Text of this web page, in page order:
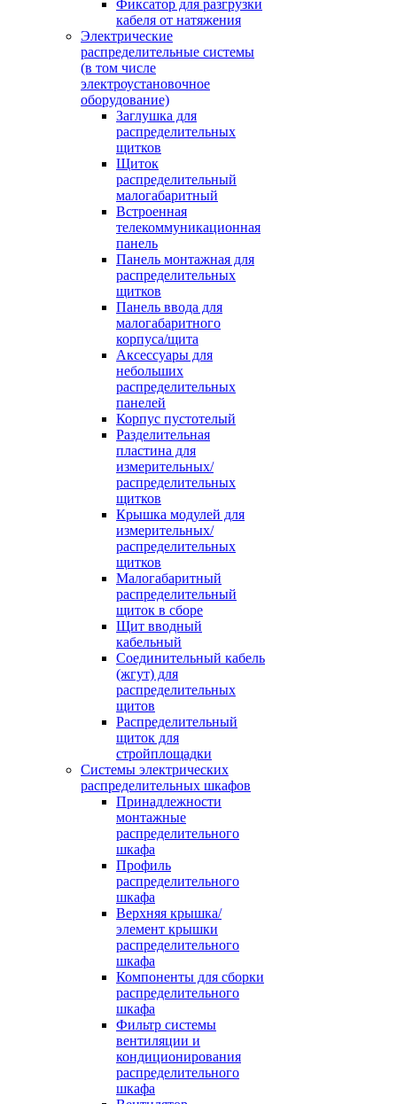
Фиксатор для разгрузки
кабеля от натяжения
Электрические
распределительные системы
(в том числе
электроустановочное
оборудование)
Заглушка для
распределительных
щитков
Щиток
распределительный
малогабаритный
Встроенная
телекоммуникационная
панель
Панель монтажная для
распределительных
щитков
Панель ввода для
малогабаритного
корпуса/щита
Аксессуары для
небольших
распределительных
панелей
Корпус пустотелый
Разделительная
пластина для
измерительных/
распределительных
щитков
Крышка модулей для
измерительных/
распределительных
щитков
Малогабаритный
распределительный
щиток в сборе
Щит вводный
кабельный
Соединительный кабель
(жгут) для
распределительных
щитов
Распределительный
щиток для
стройплощадки
Системы электрических
распределительных шкафов
Принадлежности
монтажные
распределительного
шкафа
Профиль
распределительного
шкафа
Верхняя крышка/
элемент крышки
распределительного
шкафа
Компоненты для сборки
распределительного
шкафа
Фильтр системы
вентиляции и
кондиционирования
распределительного
шкафа